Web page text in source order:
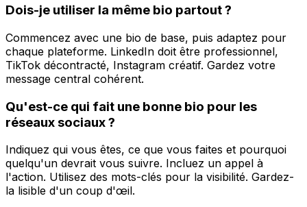
Dois-je utiliser la même bio partout ?
Commencez avec une bio de base, puis adaptez pour
chaque plateforme. LinkedIn doit être professionnel,
TikTok décontracté, Instagram créatif. Gardez votre
message central cohérent.
Qu'est-ce qui fait une bonne bio pour les
réseaux sociaux ?
Indiquez qui vous êtes, ce que vous faites et pourquoi
quelqu'un devrait vous suivre. Incluez un appel à
l'action. Utilisez des mots-clés pour la visibilité. Gardez-
la lisible d'un coup d'œil.